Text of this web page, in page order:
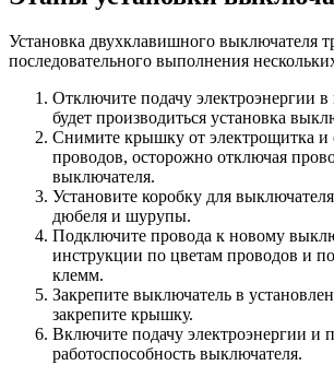
Установка двухклавишного выключателя
последовательного выполнения
Отключите подачу электроэнергии
будет производиться установка
Снимите крышку от электрощитка и
проводов, осторожно отключая
выключателя.
Установите коробку для
дюбеля и шурупы.
Подключите провода к новому
инструкции по цветам проводов и
клемм.
Закрепите выключатель в
закрепите крышку.
Включите подачу электроэнергии и
работоспособность выключателя.